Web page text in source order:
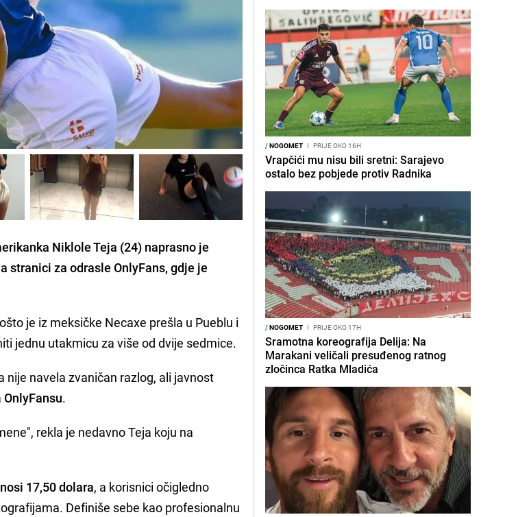
Niklole Teja (24) naprasno je
stranici za odrasle OnlyFans, gdje je
je iz meksičke Necaxe prešla u Pueblu i
jednu utakmicu za više od dvije sedmice.
nije navela zvaničan razlog, ali javnost
OnlyFansu.
rekla je nedavno Teja koju na
17,50 dolara, a korisnici očigledno
Definiše sebe kao profesionalnu
/NOGOMET I PRIJE OKO 16H
Vrapčići mu nisu bili sretni: Sarajevo
ostalo bez pobjede protiv Radnika
/NOGOMET I PRIJE OKO 17H
Sramotna koreografija Delija: Na
Marakani veličali presuđenog ratnog
zločinca Ratka Mladića